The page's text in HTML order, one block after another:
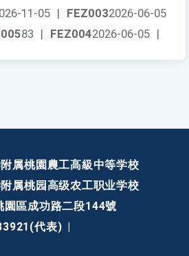
FEZ0032026-06-05
11-05 |
FEZ0042026-06-05 |
83 |
属桃園農工高級中等学校
属桃园高级农工职业学校
區成功路二段144號
代表)